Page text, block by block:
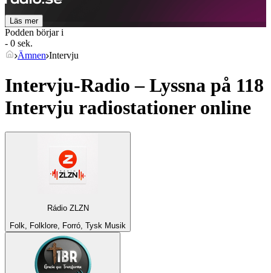
Läs mer
Podden börjar i
- 0 sek.
Ämnen Intervju
Intervju-Radio – Lyssna på 118
Intervju radiostationer online
Rádio ZLZN
Folk, Folklore, Forró, Tysk Musik